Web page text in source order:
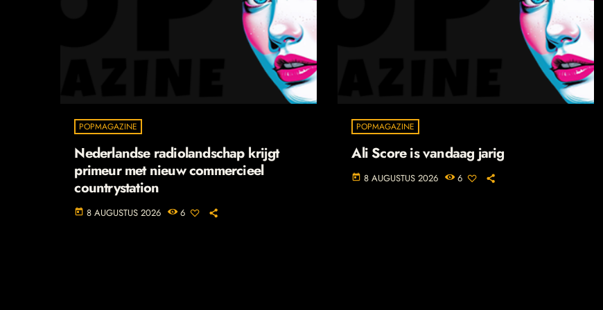
POPMAGAZINE
Nederlandse radiolandschap krijgt
primeur met nieuw commercieel
countrystation
today 8 AUGUSTUS 2026 6
POPMAGAZINE
Ali Score is vandaag jarig
today 8 AUGUSTUS 2026 6